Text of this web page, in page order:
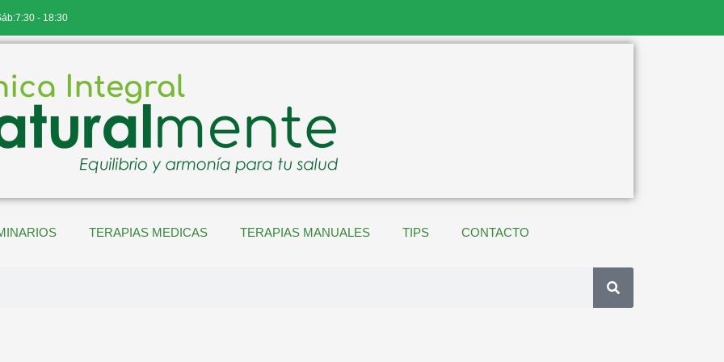
- 18:30
TERAPIAS MEDICAS TERAPIAS MANUALES TIPS CONTACTO